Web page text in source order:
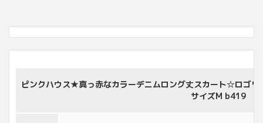
ピンクハウス★真っ赤なカラーデニムロング丈スカート☆ロゴワ
サイズM b419